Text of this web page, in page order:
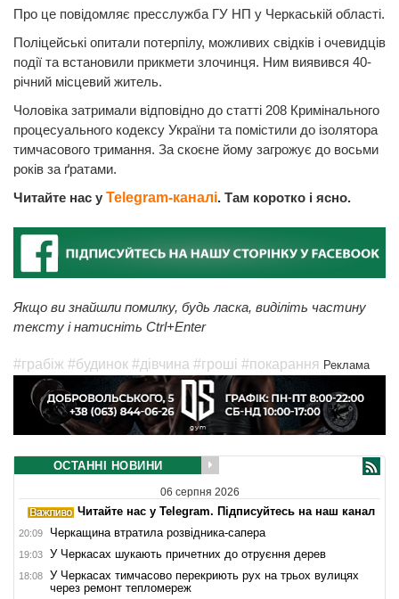
Про це повідомляє пресслужба ГУ НП у Черкаській області.
Поліцейські опитали потерпілу, можливих свідків і очевидців
події та встановили прикмети злочинця. Ним виявився 40-
річний місцевий житель.
Чоловіка затримали відповідно до статті 208 Кримінального
процесуального кодексу України та помістили до ізолятора
тимчасового тримання. За скоєне йому загрожує до восьми
років за ґратами.
Читайте нас у Telegram-каналі. Там коротко і ясно.
Якщо ви знайшли помилку, будь ласка, виділіть частину
тексту і натисніть Ctrl+Enter
#грабіж #будинок #дівчина #гроші #покарання Реклама
ОСТАННІ НОВИНИ
06 серпня 2026
Читайте нас у Telegram. Підписуйтесь на наш канал
20:09 Черкащина втратила розвідника-сапера
19:03 У Черкасах шукають причетних до отруєння дерев
18:08
У Черкасах тимчасово перекриють рух на трьох вулицях
через ремонт тепломереж